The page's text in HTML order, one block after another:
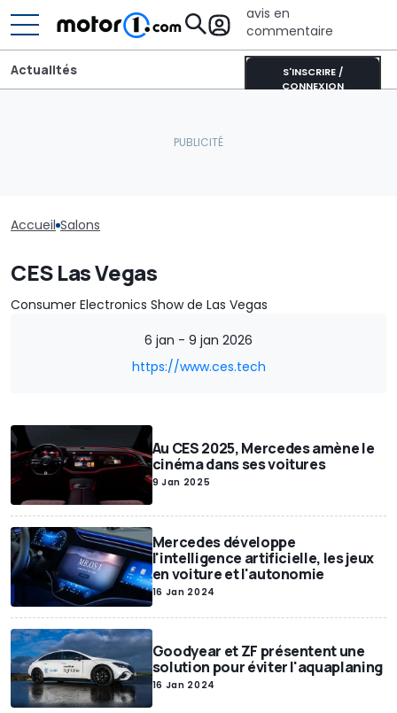
avis en
commentaire
S'INSCRIRE /
CONNEXION
Actualités
Accueil Salons
CES Las Vegas
Consumer Electronics Show de Las Vegas
6 jan - 9 jan 2026
https://www.ces.tech
Au CES 2025, Mercedes amène le
cinéma dans ses voitures
9 Jan 2025
Mercedes développe
l'intelligence artificielle, les jeux
en voiture et l'autonomie
16 Jan 2024
Goodyear et ZF présentent une
solution pour éviter l'aquaplaning
16 Jan 2024